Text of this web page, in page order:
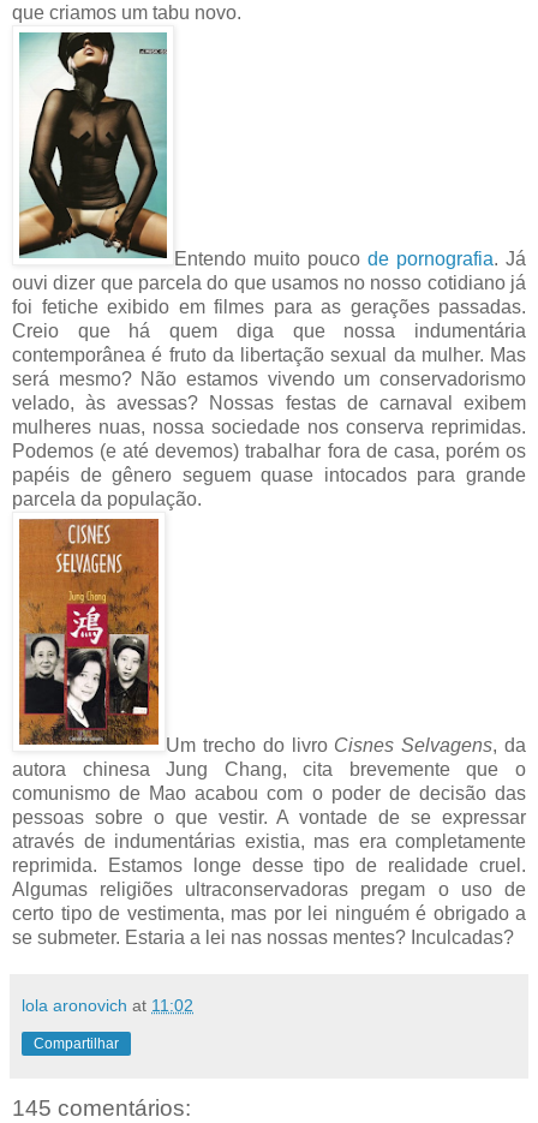
que criamos um tabu novo.
Entendo muito pouco de pornografia. Já
ouvi dizer que parcela do que usamos no nosso cotidiano já
foi fetiche exibido em filmes para as gerações passadas.
Creio que há quem diga que nossa indumentária
contemporânea é fruto da libertação sexual da mulher. Mas
será mesmo? Não estamos vivendo um conservadorismo
velado, às avessas? Nossas festas de carnaval exibem
mulheres nuas, nossa sociedade nos conserva reprimidas.
Podemos (e até devemos) trabalhar fora de casa, porém os
papéis de gênero seguem quase intocados para grande
parcela da população.
Um trecho do livro Cisnes Selvagens, da
autora chinesa Jung Chang, cita brevemente que o
comunismo de Mao acabou com o poder de decisão das
pessoas sobre o que vestir. A vontade de se expressar
através de indumentárias existia, mas era completamente
reprimida. Estamos longe desse tipo de realidade cruel.
Algumas religiões ultraconservadoras pregam o uso de
certo tipo de vestimenta, mas por lei ninguém é obrigado a
se submeter. Estaria a lei nas nossas mentes? Inculcadas?
lola aronovich at 11:02
Compartilhar
145 comentários: